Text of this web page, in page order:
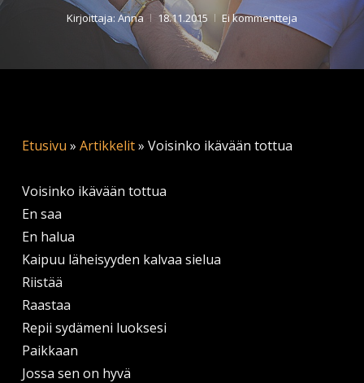
Kirjoittaja: Anna 18.11.2015 Ei kommentteja
Etusivu » Artikkelit» Voisinko ikävään tottua
Voisinko ikävään tottua
En saa
En halua
Kaipuu läheisyyden kalvaa sielua
Riistää
Raastaa
Repii sydämeni luoksesi
Paikkaan
Jossa sen on hyvä